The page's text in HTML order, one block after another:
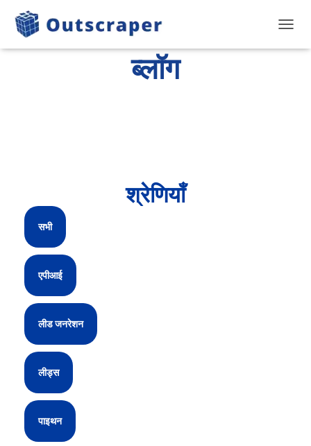
ब्लॉग
श्रेणियाँ
सभी
एपीआई
लीड जनरेशन
लीड्स
पाइथन